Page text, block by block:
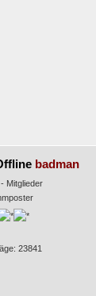
badman
Mitglieder
23841